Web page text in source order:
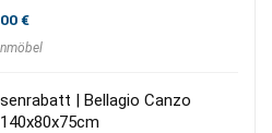
€Aktueller
ist:
| Bellagio Canzo